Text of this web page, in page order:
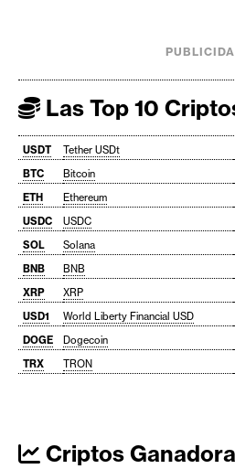
Las Top 10
USDT Tether USDt
BTC
Bitcoin
ETH
Ethereum
USDC
USDC
SOL
Solana
BNB
BNB
XRP
XRP
USD1
World Liberty Financial USD
DOGE
Dogecoin
TRX
TRON
Criptos